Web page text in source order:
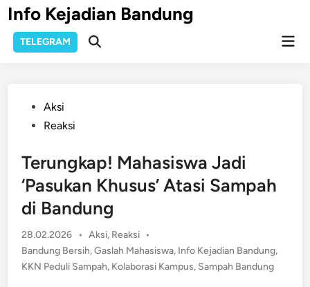
Skip
to
content
Info Kejadian Bandung
TELEGRAM
Open
PostedAksi
Reaksi
Terungkap! Mahasiswa Jadi
‘Pasukan Khusus’ Atasi Sampah
di Bandung
28.02.2026 • Posted
in
Aksi, Reaksi •
Bandung Bersih,Gaslah Mahasiswa, Info Kejadian Bandung,
KKN Peduli Sampah, Kolaborasi Kampus, Sampah Bandung